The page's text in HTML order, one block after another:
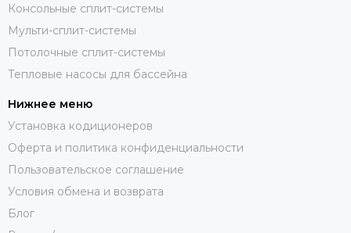
Консольные сплит-системы
Мульти-сплит-системы
Потолочные сплит-системы
Тепловые насосы для бассейна
Нижнее меню
Установка кодиционеров
Оферта и политика конфиденциальности
Пользовательское соглашение
Условия обмена и возврата
Блог